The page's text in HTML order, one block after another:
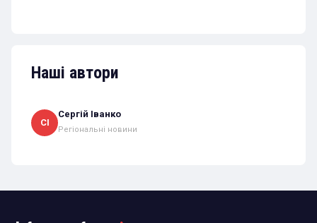
Наші автори
СІ
Сергій Іванко
Регіональні новини